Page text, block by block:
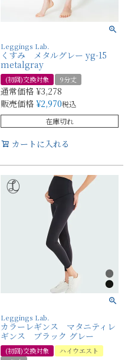
Leggings Lab.
くすみ メタルグレー yg-15
metalgray
(初回)交換対象 9分丈
通常価格 ¥3,278
販売価格 ¥2,970税込
在庫切れ
カートに入れる
Leggings Lab.
カラーレギンス マタニティレ
ギンス ブラック グレー
(初回)交換対象
ハイウエスト